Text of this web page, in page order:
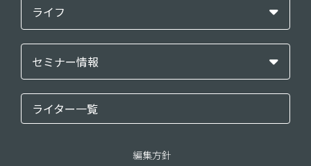
ライフ
セミナー情報
ライター一覧
編集方針